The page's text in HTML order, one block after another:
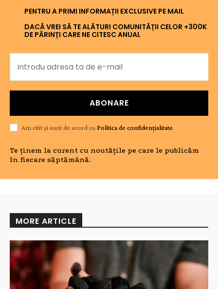
PENTRU A PRIMI INFORMAȚII EXCLUSIVE PE MAIL
DACĂ VREI SĂ TE ALĂTURI COMUNITĂȚII CELOR +300K
DE PĂRINȚI CARE NE CITESC ANUAL
ABONARE
Am citit și sunt de acord cu Politica de confidențialitate.
Te ținem la curent cu noutățile pe care le publicăm
în fiecare săptămână.
MORE ARTICLE